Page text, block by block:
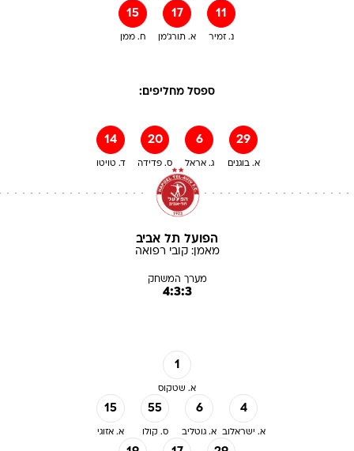
15
ח. ממן
17
א. תורג'מן
11
נ. זמיר
ספסל מחליפים:
14
ד. טויטו
20
ס. פדידה
6
ג. אראל
29
א. בוגנים
הפועל תל אביב
מאמן:קובי רפואה
מערך המשחק
4:3:3
1
א. שטקוס
15
א. אזוגי
55
ס. קולו
6
א. גוטליב
4
א. ישראלוב